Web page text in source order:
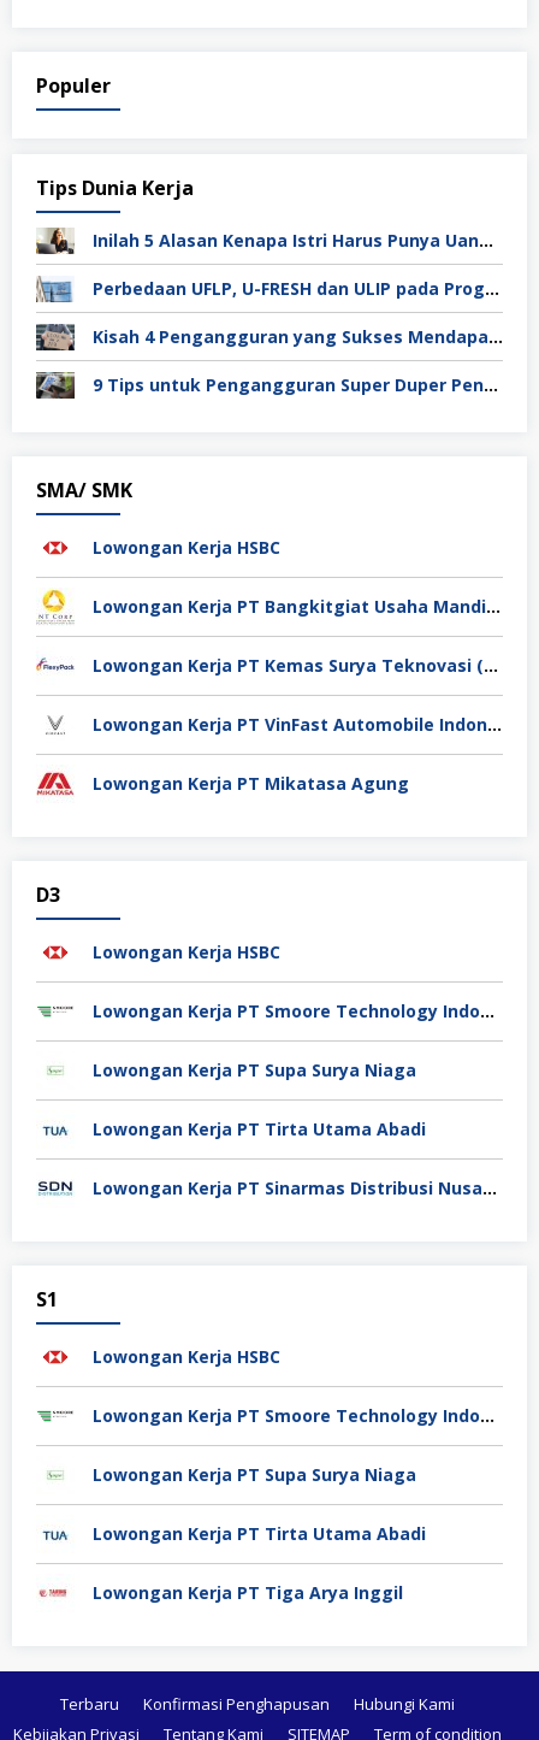
Populer
Tips Dunia Kerja
Inilah 5 Alasan Kenapa Istri Harus Punya Uang Sendiri Setelah Menikah
Perbedaan UFLP, U-FRESH dan ULIP pada Program Unilever
Kisah 4 Pengangguran yang Sukses Mendapat Kerja
9 Tips untuk Pengangguran Super Duper Penting
SMA/ SMK
Lowongan Kerja HSBC
Lowongan Kerja PT Bangkitgiat Usaha Mandiri (NT Corp)
Lowongan Kerja PT Kemas Surya Teknovasi (FlexyPack)
Lowongan Kerja PT VinFast Automobile Indonesia
Lowongan Kerja PT Mikatasa Agung
D3
Lowongan Kerja HSBC
Lowongan Kerja PT Smoore Technology Indonesia
Lowongan Kerja PT Supa Surya Niaga
Lowongan Kerja PT Tirta Utama Abadi
Lowongan Kerja PT Sinarmas Distribusi Nusantara
S1
Lowongan Kerja HSBC
Lowongan Kerja PT Smoore Technology Indonesia
Lowongan Kerja PT Supa Surya Niaga
Lowongan Kerja PT Tirta Utama Abadi
Lowongan Kerja PT Tiga Arya Inggil
Terbaru Konfirmasi Penghapusan
Hubungi Kami
Kebijakan Privasi
Tentang Kami SITEMAP Term of condition